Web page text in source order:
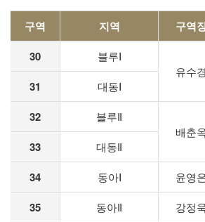
구역 지역 구역
30
블루Ⅰ
유수경
31 대동Ⅰ
32
블루Ⅱ
배춘
33 대동Ⅱ
34 동아Ⅰ 윤영
35 동아Ⅱ 강정